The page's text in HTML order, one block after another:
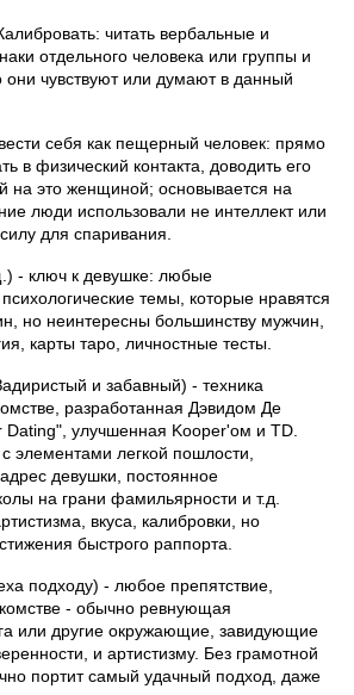
читать вербальные и
отдельного человека или группы и
они чувствуют или думают в данный
себя как пещерный человек: прямо
в физический контакта, доводить его
на это женщиной; основывается на
люди использовали не интеллект или
для спаривания.
- ключ к девушке: любые
темы, которые нравятся
но неинтересны большинству мужчин,
карты таро, личностные тесты.
и забавный) - техника
разработанная Дэвидом Де
Dating", улучшенная Kooper'ом и TD.
элементами легкой пошлости,
девушки, постоянное
на грани фамильярности и т.д.
вкуса, калибровки, но
быстрого раппорта.
подходу) - любое препятствие,
- обычно ревнующая
или другие окружающие, завидующие
и артистизму. Без грамотной
портит самый удачный подход, даже